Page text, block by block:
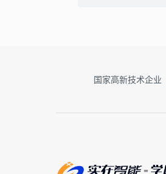
国家高新技术企业